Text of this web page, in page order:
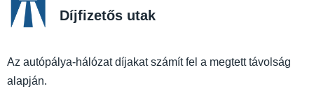
Díjfizetős utak
Az autópálya-hálózat díjakat számít fel a megtett távolság
alapján.